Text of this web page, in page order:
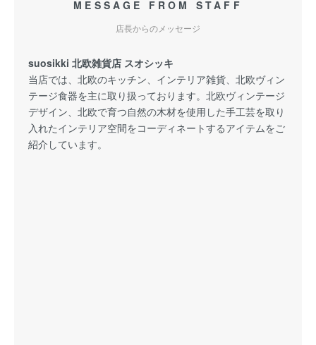
MESSAGE FROM STAFF
店長からのメッセージ
suosikki 北欧雑貨店 スオシッキ
当店では、北欧のキッチン、インテリア雑貨、北欧ヴィン
テージ食器を主に取り扱っております。北欧ヴィンテージ
デザイン、北欧で育つ自然の木材を使用した手工芸を取り
入れたインテリア空間をコーディネートするアイテムをご
紹介しています。